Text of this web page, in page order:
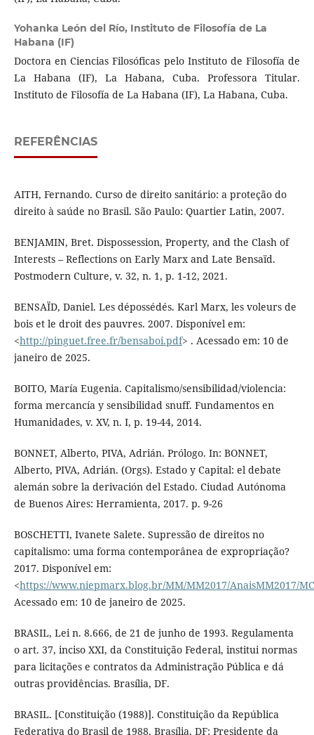
Yohanka León del Río, Instituto de Filosofía de La
Habana (IF)
Doctora en Ciencias Filosóficas pelo Instituto de Filosofía de
La Habana (IF), La Habana, Cuba. Professora Titular.
Instituto de Filosofía de La Habana (IF), La Habana, Cuba.
REFERÊNCIAS
AITH, Fernando. Curso de direito sanitário: a proteção do
direito à saúde no Brasil. São Paulo: Quartier Latin, 2007.
BENJAMIN, Bret. Dispossession, Property, and the Clash of
Interests – Reflections on Early Marx and Late Bensaïd.
Postmodern Culture, v. 32, n. 1, p. 1-12, 2021.
BENSAÏD, Daniel. Les dépossédés. Karl Marx, les voleurs de
bois et le droit des pauvres. 2007. Disponível em:
<http://pinguet.free.fr/bensaboi.pdf> . Acessado em: 10 de
janeiro de 2025.
BOITO, María Eugenia. Capitalismo/sensibilidad/violencia:
forma mercancía y sensibilidad snuff. Fundamentos en
Humanidades, v. XV, n. I, p. 19-44, 2014.
BONNET, Alberto, PIVA, Adrián. Prólogo. In: BONNET,
Alberto, PIVA, Adrián. (Orgs). Estado y Capital: el debate
alemán sobre la derivación del Estado. Ciudad Autónoma
de Buenos Aires: Herramienta, 2017. p. 9-26
BOSCHETTI, Ivanete Salete. Supressão de direitos no
capitalismo: uma forma contemporânea de expropriação?
2017. Disponível em:
<https://www.niepmarx.blog.br/MM/MM2017/AnaisMM2017/
Acessado em: 10 de janeiro de 2025.
BRASIL, Lei n. 8.666, de 21 de junho de 1993. Regulamenta
o art. 37, inciso XXI, da Constituição Federal, institui normas
para licitações e contratos da Administração Pública e dá
outras providências. Brasília, DF.
BRASIL. [Constituição (1988)]. Constituição da República
Federativa do Brasil de 1988. Brasília, DF: Presidente da